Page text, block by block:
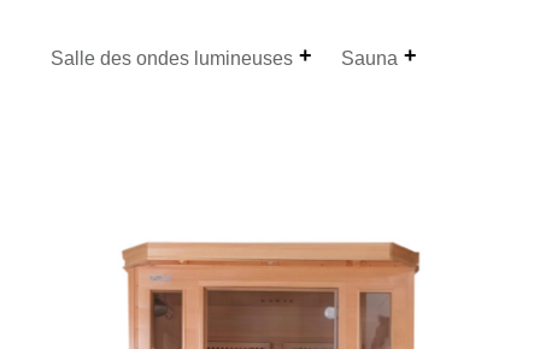
Salle des ondes lumineuses Sauna